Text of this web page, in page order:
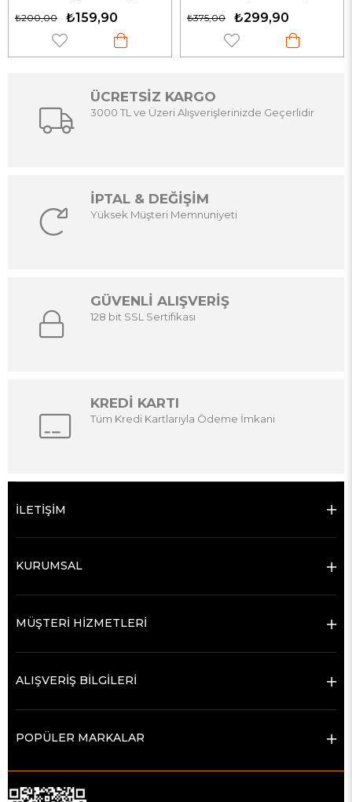
₺159,90
₺200,00 ₺299,90
₺375,00
ÜCRETSİZ KARGO
3000 TL ve Üzeri Alışverişlerinizde Geçerlidir
İPTAL & DEĞİŞİM
Yüksek Müşteri Memnuniyeti
GÜVENLİ ALIŞVERİŞ
128 bit SSL Sertifikası
KREDİ KARTI
Tüm Kredi Kartlarıyla Ödeme İmkanı
İLETİŞİM
KURUMSAL
MÜŞTERİ HİZMETLERİ
ALIŞVERİŞ BİLGİLERİ
POPÜLER MARKALAR